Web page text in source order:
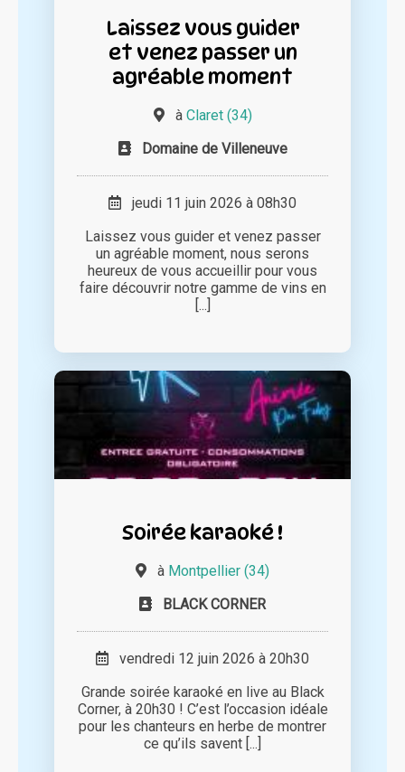
Laissez vous guider
et venez passer un
agréable moment
à Claret (34)
Domaine de Villeneuve
jeudi 11 juin 2026 à 08h30
Laissez vous guider et venez passer
un agréable moment, nous serons
heureux de vous accueillir pour vous
faire découvrir notre gamme de vins en
[...]
Soirée karaoké !
à Montpellier (34)
BLACK CORNER
vendredi 12 juin 2026 à 20h30
Grande soirée karaoké en live au Black
Corner, à 20h30 ! C’est l’occasion idéale
pour les chanteurs en herbe de montrer
ce qu’ils savent [...]